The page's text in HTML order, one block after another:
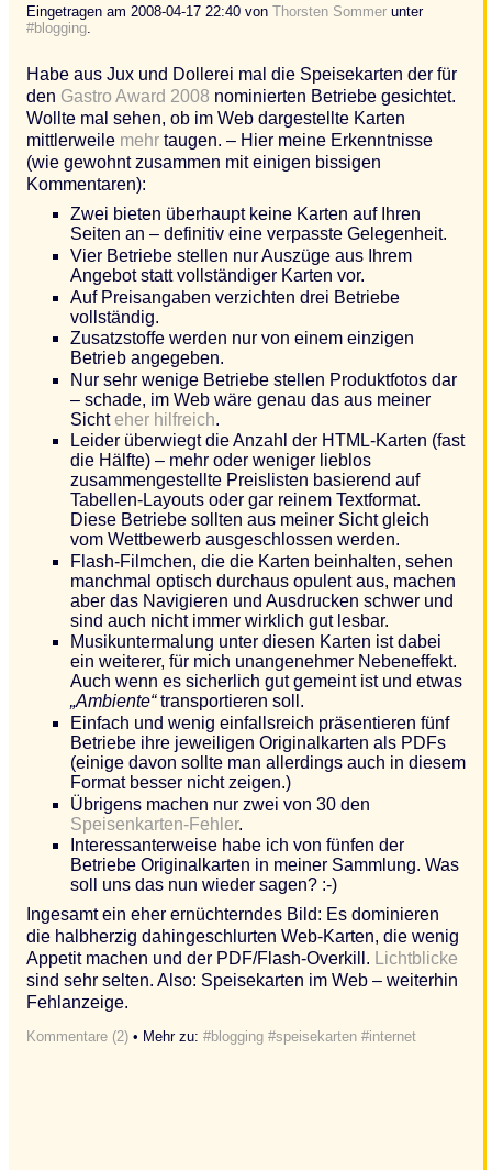
Eingetragen am 2008-04-17 22:40 von Thorsten Sommer unter
#blogging
Habe aus Jux und Dollerei mal die Speisekarten der für
den Gastro Award 2008 nominierten Betriebe gesichtet.
Wollte mal sehen, ob im Web dargestellte Karten
mittlerweile mehr taugen. – Hier meine Erkenntnisse
(wie gewohnt zusammen mit einigen bissigen
Kommentaren):
Zwei bieten überhaupt keine Karten auf Ihren
Seiten an – definitiv eine verpasste Gelegenheit.
Vier Betriebe stellen nur Auszüge aus Ihrem
Angebot statt vollständiger Karten vor.
Auf Preisangaben verzichten drei Betriebe
vollständig.
Zusatzstoffe werden nur von einem einzigen
Betrieb angegeben.
Nur sehr wenige Betriebe stellen Produktfotos dar
– schade, im Web wäre genau das aus meiner
Sichteher hilfreich.
Leider überwiegt die Anzahl der HTML-Karten (fast
die Hälfte) – mehr oder weniger lieblos
zusammengestellte Preislisten basierend auf
Tabellen-Layouts oder gar reinem Textformat.
Diese Betriebe sollten aus meiner Sicht gleich
vom Wettbewerb ausgeschlossen werden.
Flash-Filmchen, die die Karten beinhalten, sehen
manchmal optisch durchaus opulent aus, machen
aber das Navigieren und Ausdrucken schwer und
sind auch nicht immer wirklich gut lesbar.
Musikuntermalung unter diesen Karten ist dabei
ein weiterer, für mich unangenehmer Nebeneffekt.
Auch wenn es sicherlich gut gemeint ist und etwas
„Ambiente“transportieren soll.
Einfach und wenig einfallsreich präsentieren fünf
Betriebe ihre jeweiligen Originalkarten als PDFs
(einige davon sollte man allerdings auch in diesem
Format besser nicht zeigen.)
Übrigens machen nur zwei von 30 den
Speisenkarten-Fehler.
Interessanterweise habe ich von fünfen der
Betriebe Originalkarten in meiner Sammlung. Was
soll uns das nun wieder sagen? :-)
Ingesamt ein eher ernüchterndes Bild: Es dominieren
die halbherzig dahingeschlurten Web-Karten, die wenig
Appetit machen und der PDF/Flash-Overkill.
Lichtblicke
sind sehr selten. Also: Speisekarten im Web – weiterhin
Fehlanzeige.
Kommentare (2) • Mehr zu: #blogging #speisekarten #internet